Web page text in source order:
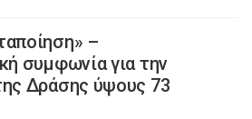
–
συμφωνία για την
Δράσης ύψους 73